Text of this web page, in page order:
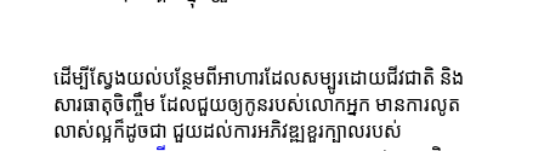
ដើម្បី​ស្វែង​យល់​បន្ថែម​ពី​អាហារ​ដែល​សម្បូរ​ដោយ​ជីវជាតិ និង
សារធាតុ​ចិញ្ចឹម​ ដែល​ជួយ​ឲ្យ​កូន​របស់​លោក​អ្នក មាន​ការ​លូត​
លាស់​ល្អ​ក៏ដូច​ជា ជួយ​ដល់​ការ​អភិវឌ្ឍខួរ​ក្បាល​របស់​